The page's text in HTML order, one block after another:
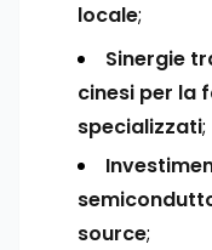
locale;
Sinergie
cinesi per la
specializzati;
source;